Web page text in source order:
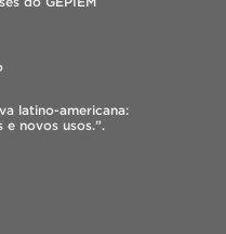
latino-americana:
novos usos.”.